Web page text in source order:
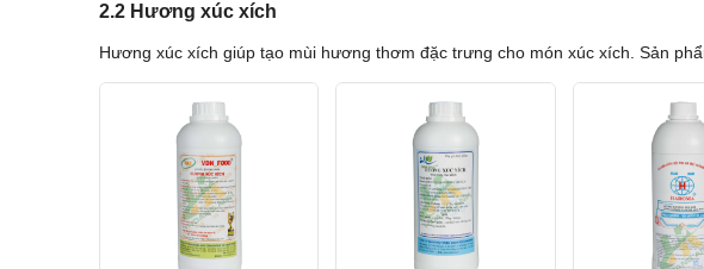
2.2 Hương xúc xích
Hương xúc xích giúp tạo mùi hương thơm đặc trưng cho món xúc xích. Sản